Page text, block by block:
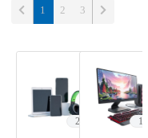
1 (current)
2 3
231 196